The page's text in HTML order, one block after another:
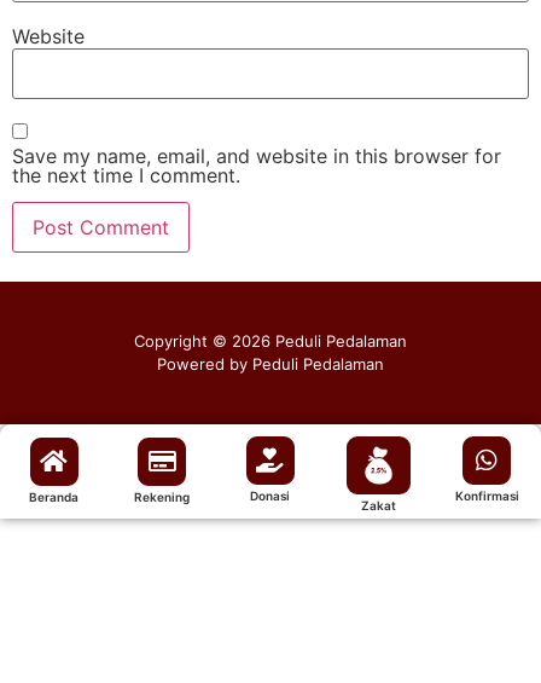
Website
Save my name, email, and website in this browser for
the next time I comment.
Copyright © 2026 Peduli Pedalaman
Powered by Peduli Pedalaman
Beranda Rekening Donasi
Zakat
Konfirmasi